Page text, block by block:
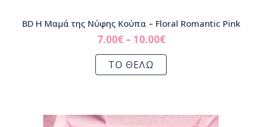
BD Η Μαμά της Νύφης Κούπα – Floral Romantic Pink
7.00€– 10.00€
ΤΟ ΘΕΛΩ